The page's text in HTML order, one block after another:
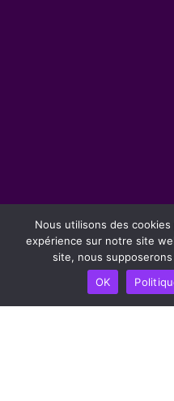
Nous utilisons des
expérience sur notre site
site, nous
OK